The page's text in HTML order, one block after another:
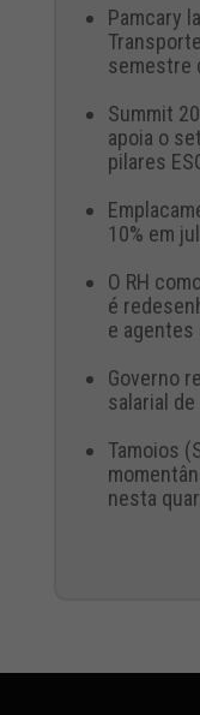
Pamcary
semestre
Summit
apoia o
pilares
10% em
O RH
é
e
Governo
salarial
Tamoios
nesta